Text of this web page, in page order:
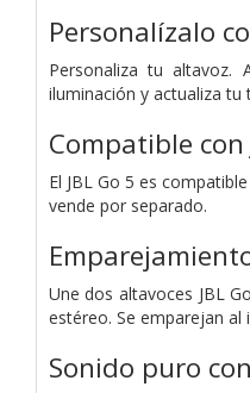
Personalízalo
Personaliza tu altavoz.
iluminación y actualiza tu
Compatible con
El JBL Go 5 es
vende por separado.
Une dos altavoces JBL
estéreo. Se emparejan
Sonido puro